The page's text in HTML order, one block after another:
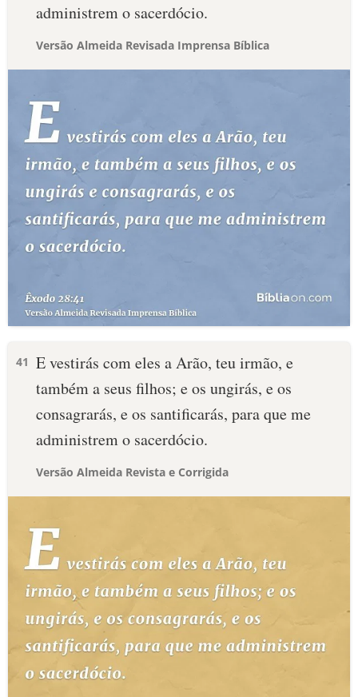
administrem o sacerdócio.
Versão Almeida Revisada Imprensa Bíblica
41 E vestirás com eles a Arão, teu irmão, e
também a seus filhos; e os ungirás, e os
consagrarás, e os santificarás, para que me
administrem o sacerdócio.
Versão Almeida Revista e Corrigida